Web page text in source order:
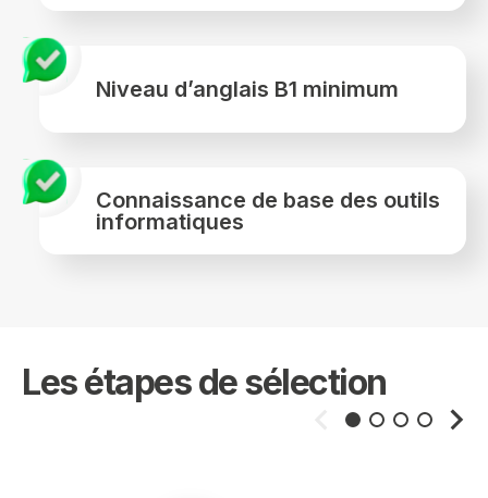
Niveau d’anglais B1 minimum
Connaissance de base des outils
informatiques
Les étapes de sélection